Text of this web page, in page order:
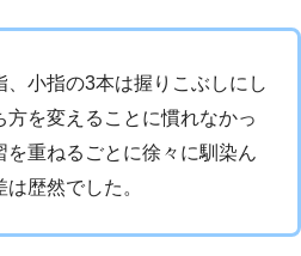
小指の3本は握りこぶしにし
を変えることに慣れなかっ
を重ねるごとに徐々に馴染ん
歴然でした。